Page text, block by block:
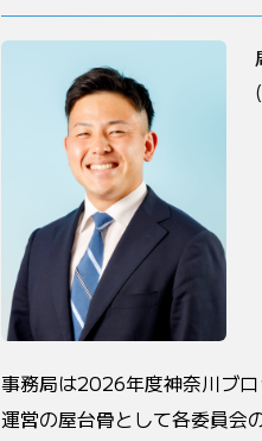
事務局は2026年度神奈川ブ
運営の屋台骨として各委員会